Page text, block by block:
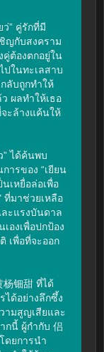
ว่” คู่รักที่มี
ญกับสงคราม
คู่ต้องตกอยู่ใน
ในทะเลสาบ
ลับถูกทำให้
ผลทำให้เธอ
ะล้างแค้นให้
” ได้ค้นพบ
ารของ “เยียน
เหยื่อล่อเพื่อ
มาช่วยเหลือ
ะแรงบันดาล
องเพื่อปกป้อง
เพื่อที่จะออก
钿甜 ที่ได้
ด้อย่างลึกซึ้ง
ามสูญเสียและ
กนี้ ผู้กำกับ 侣
ดยการนำ